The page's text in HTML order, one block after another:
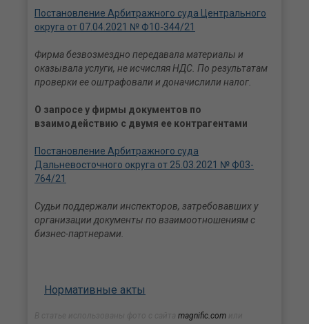
Постановление Арбитражного суда Центрального
округа от 07.04.2021 № Ф10-344/21
Фирма безвозмездно передавала материалы и
оказывала услуги, не исчисляя НДС. По результатам
проверки ее оштрафовали и доначислили налог.
О запросе у фирмы документов по
взаимодействию с двумя ее контрагентами
Постановление Арбитражного суда
Дальневосточного округа от 25.03.2021 № Ф03-
764/21
Судьи поддержали инспекторов, затребовавших у
организации документы по взаимоотношениям с
бизнес-партнерами.
Нормативные акты
magnific.com